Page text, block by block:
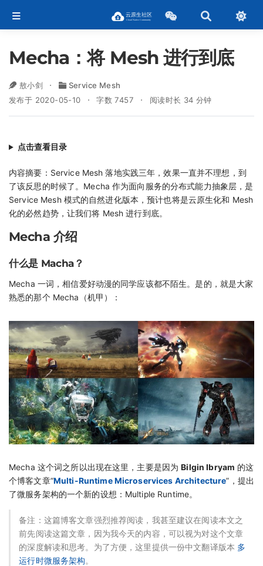
Mecha：将 Mesh 进行到底
敖小剑
Service Mesh
发布于 2020-05-10
字数 7457 阅读时长 34 分钟
点击查看目录
内容摘要：Service Mesh 落地实践三年，效果一直并不理想，到
了该反思的时候了。Mecha 作为面向服务的分布式能力抽象层，是
Service Mesh 模式的自然进化版本，预计也将是云原生化和 Mesh
化的必然趋势，让我们将 Mesh 进行到底。
Mecha 介绍
什么是 Macha？
Mecha 一词，相信爱好动漫的同学应该都不陌生。是的，就是大家
熟悉的那个 Mecha（机甲）：
Mecha 这个词之所以出现在这里，主要是因为Bilgin Ibryam 的这
个博客文章“Multi-Runtime Microservices Architecture”，提出
了微服务架构的一个新的设想：Multiple Runtime。
备注：这篇博客文章强烈推荐阅读，我甚至建议在阅读本文之
前先阅读这篇文章，因为我今天的内容，可以视为对这个文章
的深度解读和思考。为了方便，这里提供一份中文翻译版本 多
运行时微服务架构。